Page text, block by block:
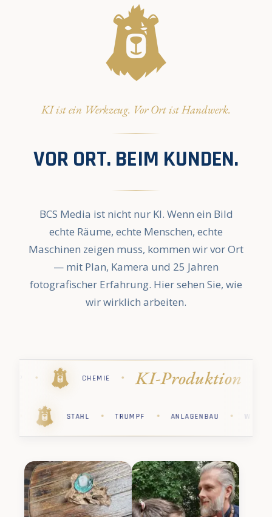
KI ist ein Werkzeug. Vor Ort ist Handwerk.
VOR ORT. BEIM KUNDEN.
BCS Media ist nicht nur KI. Wenn ein Bild
echte Räume, echte Menschen, echte
Maschinen zeigen muss, kommen wir vor Ort
— mit Plan, Kamera und 25 Jahren
fotografischer Erfahrung. Hier sehen Sie, wie
wir wirklich arbeiten.
STIHL PHARMA · KÄRCHER ·
PHARMA · STIHL · CHEMIE · SAP ·